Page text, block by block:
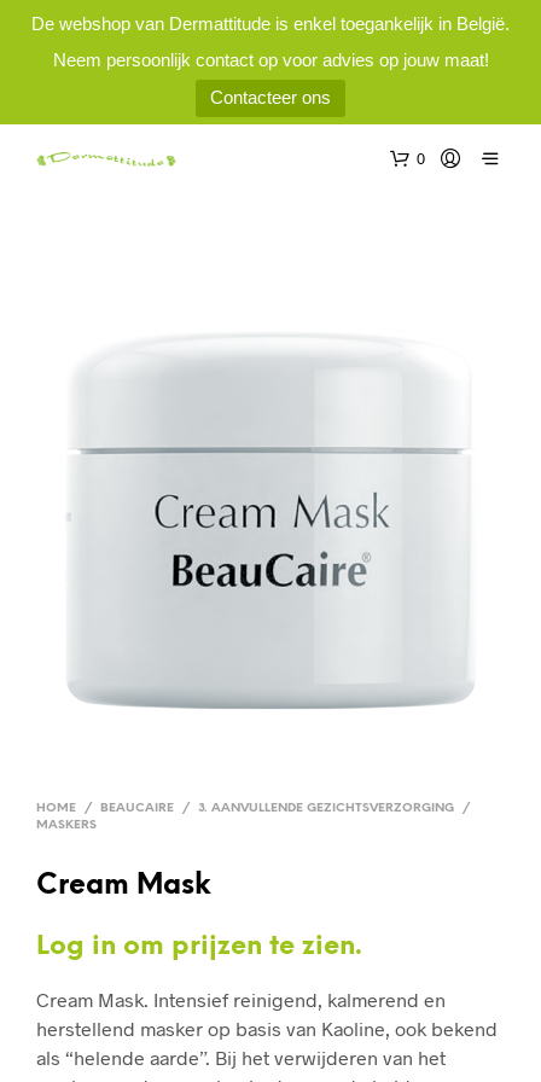
De webshop van Dermattitude is enkel toegankelijk in België.
Neem persoonlijk contact op voor advies op jouw maat!
Contacteer ons
0
HOME / BEAUCAIRE / 3. AANVULLENDE GEZICHTSVERZORGING
/
MASKERS
Cream Mask
Log in om prijzen te zien.
Cream Mask. Intensief reinigend, kalmerend en
herstellend masker op basis van Kaoline, ook bekend
als “helende aarde”. Bij het verwijderen van het